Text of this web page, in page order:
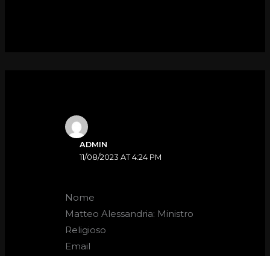
ADMIN
11/08/2023 AT 4:24 PM
Nome
Matteo Alessandria: Ministro
Religioso
Email